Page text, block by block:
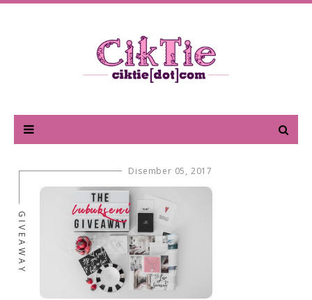
Disember 05, 2017
GIVEAWAY